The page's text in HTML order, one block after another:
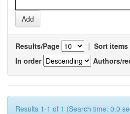
Results/Page | Sort items
In order
Authors/
Results 1-1 of 1 (Search time: 0.0